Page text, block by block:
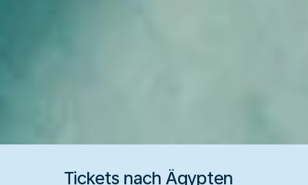
Tickets nach Ägypten